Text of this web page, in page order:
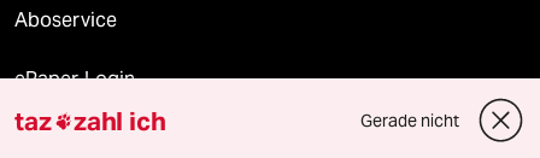
Aboservice
ePaper Login
Downloads für Abonnierende
taz zahl ich Gerade nicht